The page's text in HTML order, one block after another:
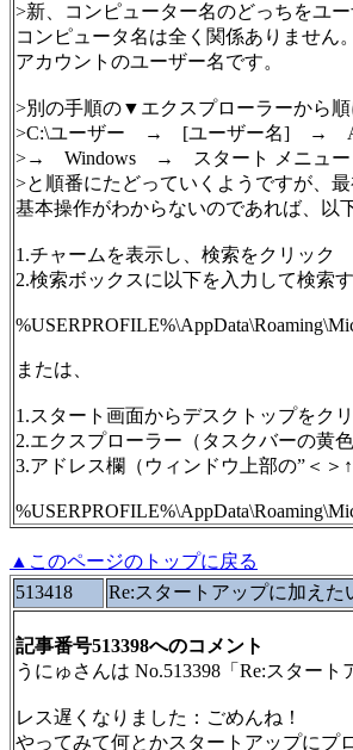
>新、コンピューター名のどっちをユ
コンピュータ名は全く関係ありません。
アカウントのユーザー名です。
>別の手順の▼エクスプローラーから
>C:\ユーザー → [ユーザー名] →
>→ Windows → スタート メニュ
>と順番にたどっていくようですが、
基本操作がわからないのであれば、以
1.チャームを表示し、検索をクリック
2.検索ボックスに以下を入力して検索
または、
1.スタート画面からデスクトップをク
2.エクスプローラー（タスクバーの黄
3.アドレス欄（ウィンドウ上部の”＜
▲このページのトップに戻る
513418
Re:スタートアップに加え
記事番号513398へのコメント
うにゅさんは No.513398「Re:スター
レス遅くなりました：ごめんね！
やってみて何とかスタートアップにプ